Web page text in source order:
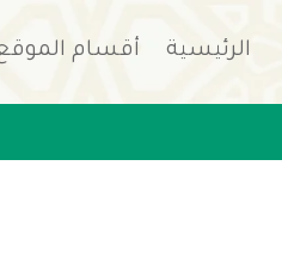
الرئيسية أقسام